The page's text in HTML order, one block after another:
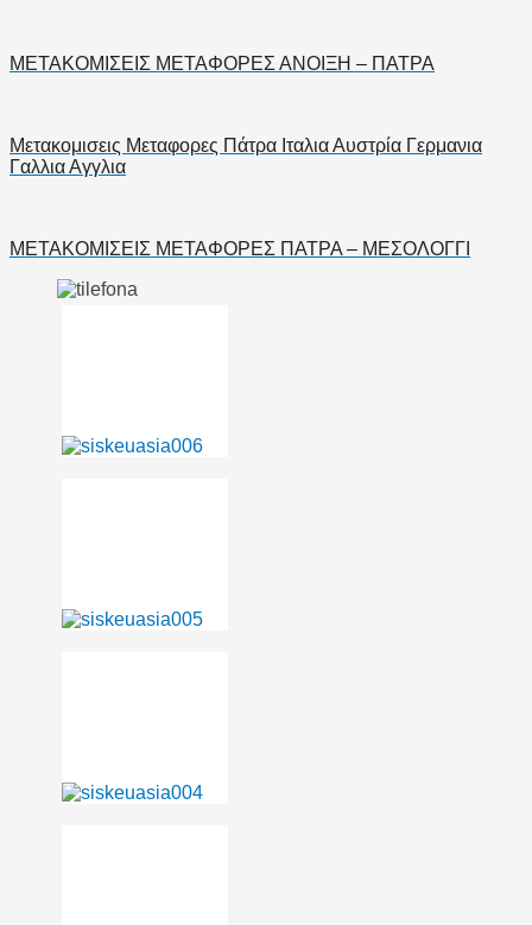
ΜΕΤΑΚΟΜΙΣΕΙΣ ΜΕΤΑΦΟΡΕΣ ΑΝΟΙΞΗ – ΠΑΤΡΑ
Μετακομισεις Μεταφορες Πάτρα Ιταλια Αυστρία Γερμανια
Γαλλια Αγγλια
ΜΕΤΑΚΟΜΙΣΕΙΣ ΜΕΤΑΦΟΡΕΣ ΠΑΤΡΑ – ΜΕΣΟΛΟΓΓΙ